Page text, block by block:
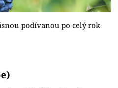
podívanou po celý rok